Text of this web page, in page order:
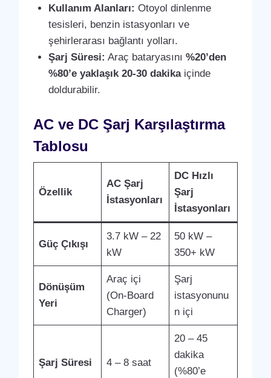
Kullanım Alanları: Otoyol dinlenme
tesisleri, benzin istasyonları ve
şehirlerarası bağlantı yolları.
Şarj Süresi: Araç bataryasını%20’den
%80’e yaklaşık 20-30 dakikaiçinde
doldurabilir.
AC ve DC Şarj Karşılaştırma
Tablosu
Özellik
AC Şarj
İstasyonları
DC Hızlı
Şarj
İstasyonları
Güç Çıkışı
3.7 kW – 22
kW
50 kW –
350+ kW
Dönüşüm
Yeri
Araç içi
(On-Board
Charger)
Şarj
istasyonunu
n içi
Şarj Süresi 4 – 8 saat
20 – 45
dakika
(%80’e